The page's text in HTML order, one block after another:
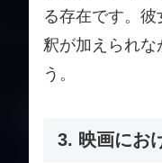
る存在です。
釈が加えられな
う。
3. 映画にお